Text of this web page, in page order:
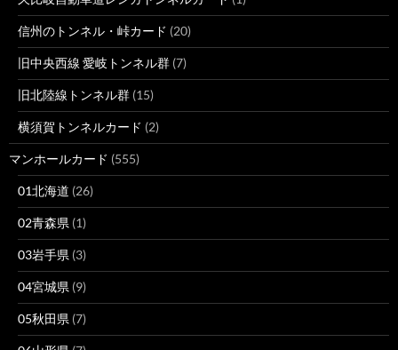
信州のトンネル・峠カード (20)
旧中央西線 愛岐トンネル群 (7)
旧北陸線トンネル群 (15)
横須賀トンネルカード (2)
マンホールカード (555)
01北海道 (26)
02青森県 (1)
03岩手県 (3)
04宮城県 (9)
05秋田県 (7)